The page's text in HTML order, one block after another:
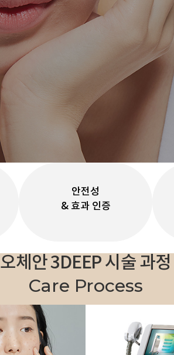
안전성
& 효과 인증
오체안 3DEEP 시술 과정
Care Process